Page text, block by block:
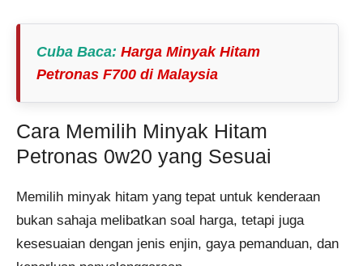
Cuba Baca: Harga Minyak Hitam
Petronas F700 di Malaysia
Cara Memilih Minyak Hitam
Petronas 0w20 yang Sesuai
Memilih minyak hitam yang tepat untuk kenderaan
bukan sahaja melibatkan soal harga, tetapi juga
kesesuaian dengan jenis enjin, gaya pemanduan, dan